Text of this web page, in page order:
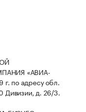
«АВИА-
г. по адресу обл.
Дивизии, д. 26/3.